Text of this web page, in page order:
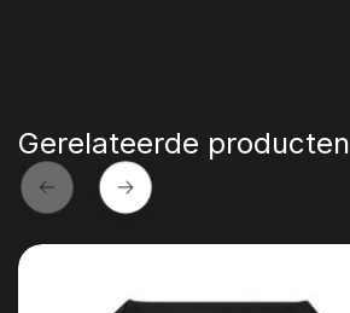
Gerelateerde producten